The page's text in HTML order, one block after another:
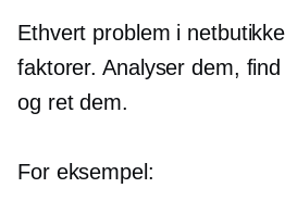
Ethvert problem i
faktorer. Analyser dem,
og ret dem.
For eksempel: